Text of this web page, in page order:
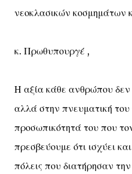
νεοκλασικών κοσμημάτων
κ. Πρωθυπουργέ ,
Η αξία κάθε ανθρώπου δεν
αλλά στην πνευματική
προσωπικότητά του που
πρεσβεύουμε ότι ισχύει
πόλεις που διατήρησαν